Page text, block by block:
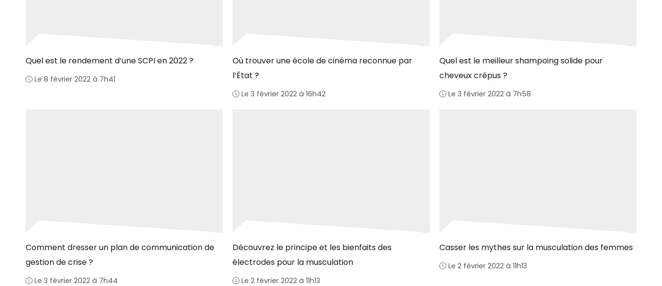
Quel est le rendement d’une SCPI en 2022 ?
Le 8 février 2022 à 7h41
Où trouver une école de cinéma reconnue par
l’État ?
Le 3 février 2022 à 16h42
Quel est le meilleur shampoing solide pour
cheveux crépus ?
Le 3 février 2022 à 7h58
Comment dresser un plan de communication de
gestion de crise ?
Le 3 février 2022 à 7h44
Découvrez le principe et les bienfaits des
électrodes pour la musculation
Le 2 février 2022 à 11h13
Casser les mythes sur la musculation des femmes
Le 2 février 2022 à 11h13